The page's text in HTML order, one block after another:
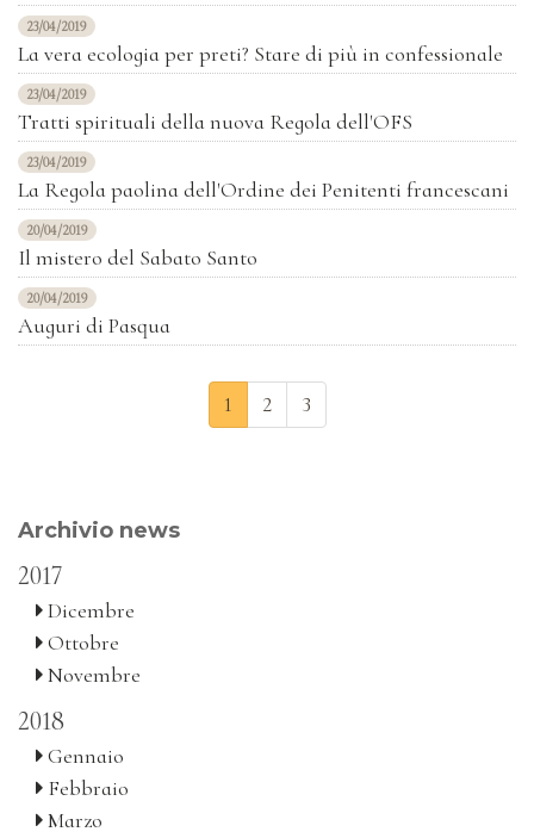
23/04/2019
La vera ecologia per preti? Stare di più in confessionale
23/04/2019
Tratti spirituali della nuova Regola dell'OFS
23/04/2019
La Regola paolina dell'Ordine dei Penitenti francescani
20/04/2019
Il mistero del Sabato Santo
20/04/2019
Auguri di Pasqua
1 2 3
Archivio news
2017
Dicembre
Ottobre
Novembre
2018
Gennaio
Febbraio
Marzo